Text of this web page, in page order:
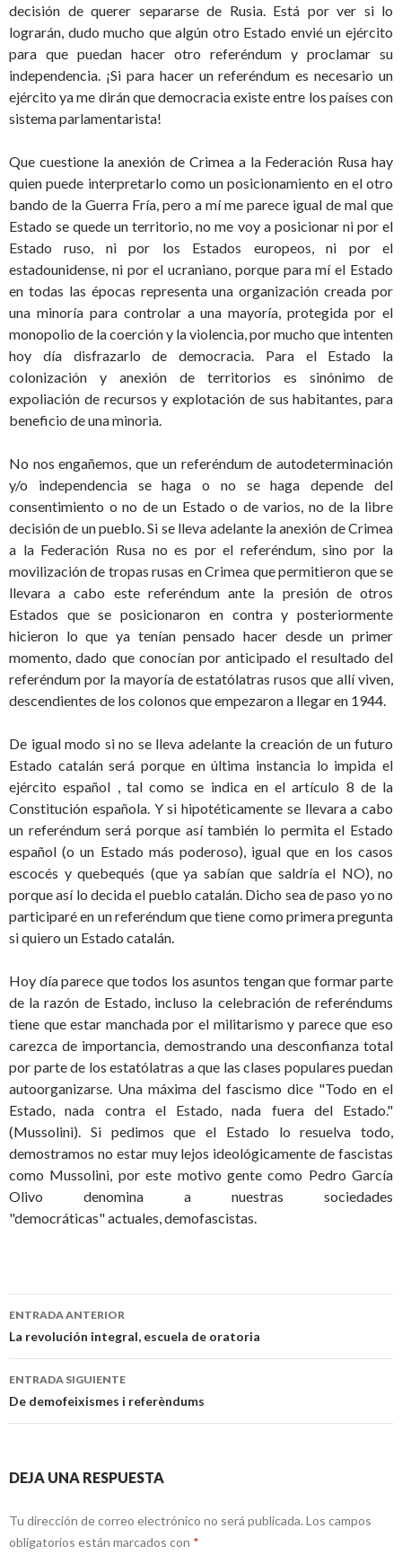
decisión de querer separarse de Rusia. Está por ver si lo
lograrán, dudo mucho que algún otro Estado envié un ejército
para que puedan hacer otro referéndum y proclamar su
independencia. ¡Si para hacer un referéndum es necesario un
ejército ya me dirán que democracia existe entre los países con
sistema parlamentarista!
Que cuestione la anexión de Crimea a la Federación Rusa hay
quien puede interpretarlo como un posicionamiento en el otro
bando de la Guerra Fría, pero a mí me parece igual de mal que
Estado se quede un territorio, no me voy a posicionar ni por el
Estado ruso, ni por los Estados europeos, ni por el
estadounidense, ni por el ucraniano, porque para mí el Estado
en todas las épocas representa una organización creada por
una minoría para controlar a una mayoría, protegida por el
monopolio de la coerción y la violencia, por mucho que intenten
hoy día disfrazarlo de democracia. Para el Estado la
colonización y anexión de territorios es sinónimo de
expoliación de recursos y explotación de sus habitantes, para
beneficio de una minoria.
No nos engañemos, que un referéndum de autodeterminación
y/o independencia se haga o no se haga depende del
consentimiento o no de un Estado o de varios, no de la libre
decisión de un pueblo. Si se lleva adelante la anexión de Crimea
a la Federación Rusa no es por el referéndum, sino por la
movilización de tropas rusas en Crimea que permitieron que se
llevara a cabo este referéndum ante la presión de otros
Estados que se posicionaron en contra y posteriormente
hicieron lo que ya tenían pensado hacer desde un primer
momento, dado que conocían por anticipado el resultado del
referéndum por la mayoría de estatólatras rusos que allí viven,
descendientes de los colonos que empezaron a llegar en 1944.
De igual modo si no se lleva adelante la creación de un futuro
Estado catalán será porque en última instancia lo impida el
ejército español , tal como se indica en el artículo 8 de la
Constitución española. Y si hipotéticamente se llevara a cabo
un referéndum será porque así también lo permita el Estado
español (o un Estado más poderoso), igual que en los casos
escocés y quebequés (que ya sabían que saldría el NO), no
porque así lo decida el pueblo catalán. Dicho sea de paso yo no
participaré en un referéndum que tiene como primera pregunta
si quiero un Estado catalán.
Hoy día parece que todos los asuntos tengan que formar parte
de la razón de Estado, incluso la celebración de referéndums
tiene que estar manchada por el militarismo y parece que eso
carezca de importancia, demostrando una desconfianza total
por parte de los estatólatras a que las clases populares puedan
autoorganizarse. Una máxima del fascismo dice "Todo en el
Estado, nada contra el Estado, nada fuera del Estado."
(Mussolini). Si pedimos que el Estado lo resuelva todo,
demostramos no estar muy lejos ideológicamente de fascistas
como Mussolini, por este motivo gente como Pedro García
Olivo denomina a nuestras sociedades
"democráticas" actuales, demofascistas.
Navegación
de
entradas
ENTRADA ANTERIOR
La revolución integral, escuela de oratoria
ENTRADA SIGUIENTE
De demofeixismes i referèndums
DEJA UNA RESPUESTA
Tu dirección de correo electrónico no será publicada. Los campos
obligatorios están marcados con *